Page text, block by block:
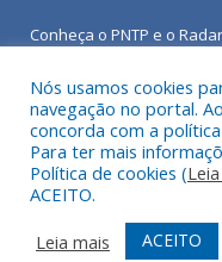
Conheça o PNTP e o
Todos os direitos
Mapa do Site
Acessar
Nós usamos cookies
navegação no portal.
concorda com a
Para ter mais
Política de cookies (
ACEITO.
Leia mais
ACEITO